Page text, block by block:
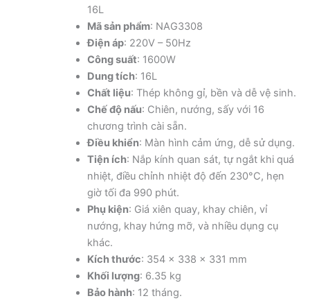
16L
Mã sản phẩm: NAG3308
Điện áp: 220V – 50Hz
Công suất: 1600W
Dung tích: 16L
Chất liệu: Thép không gỉ, bền và dễ vệ sinh.
Chế độ nấu: Chiên, nướng, sấy với 16
chương trình cài sẵn.
Điều khiển: Màn hình cảm ứng, dễ sử dụng.
Tiện ích: Nắp kính quan sát, tự ngắt khi quá
nhiệt, điều chỉnh nhiệt độ đến 230°C, hẹn
giờ tối đa 990 phút.
Phụ kiện: Giá xiên quay, khay chiên, vỉ
nướng, khay hứng mỡ, và nhiều dụng cụ
khác.
Kích thước: 354 x 338 x 331 mm
Khối lượng: 6.35 kg
Bảo hành: 12 tháng.